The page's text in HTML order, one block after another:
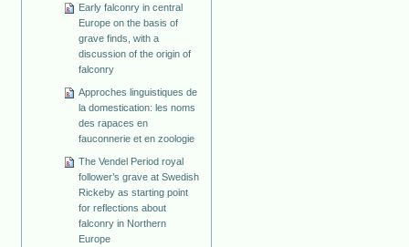
Early falconry in central
Europe on the basis of
grave finds, with a
discussion of the origin of
falconry
Approches linguistiques de
la domestication: les noms
des rapaces en
fauconnerie et en zoologie
The Vendel Period royal
follower’s grave at Swedish
Rickeby as starting point
for reflections about
falconry in Northern
Europe